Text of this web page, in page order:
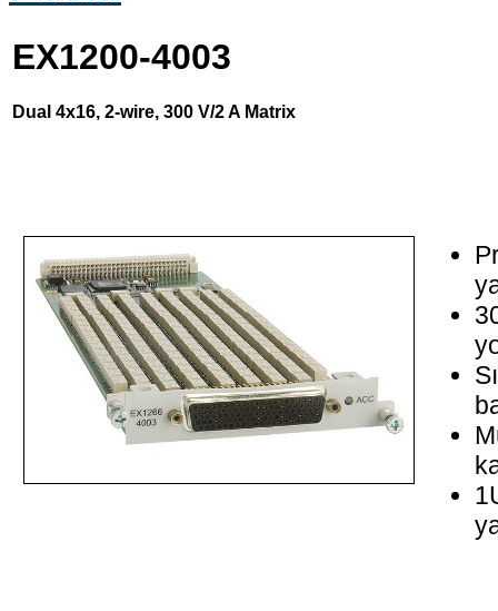
EX1200-4003
Dual 4x16, 2-wire, 300 V/2 A Matrix